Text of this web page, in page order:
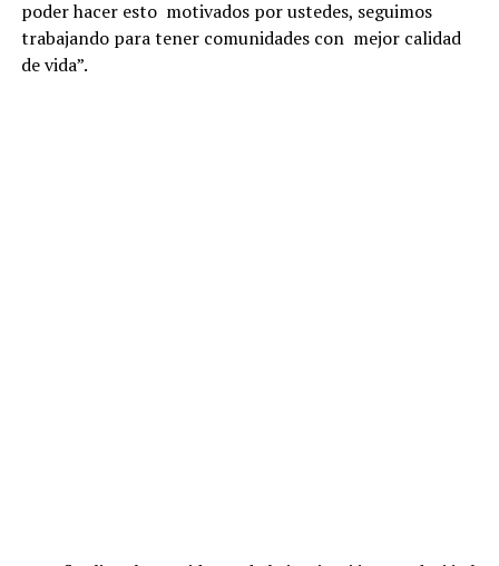
poder hacer esto motivados por ustedes, seguimos
trabajando para tener comunidades con mejor calidad
de vida”.